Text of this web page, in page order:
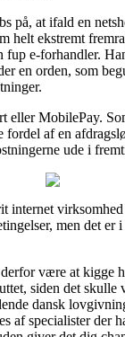
på, at ifald en
helt ekstremt
fup e-forhandler.
en orden, som
eller MobilePay.
fordel af en
ude i
internet
men det er
være at kigge
siden det skulle
dansk
af specialister der